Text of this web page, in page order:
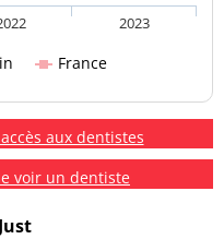
France
2023
aux dentistes
voir un dentiste